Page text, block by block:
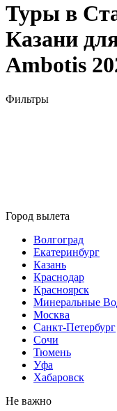
Туры в
Казани
Ambotis
Фильтры
Город вылета
Волгоград
Екатеринбург
Казань
Краснодар
Красноярск
Минеральные
Москва
Санкт-Петербург
Сочи
Тюмень
Уфа
Хабаровск
Не важно